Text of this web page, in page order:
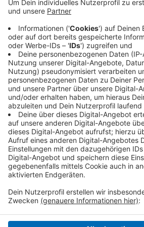
Anzeige
Kurze Zeit später kam es zu einem
der A61 - diesmal in Höhe
Person schwer verletzt, meldet die
Die A61 war in beiden
Anzeige
Anzeige